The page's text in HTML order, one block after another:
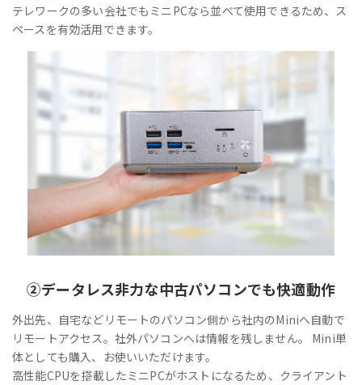
テレワークの多い会社でもミニPCなら並べて使用できるため、ス
ペースを有効活用できます。
②データレス非力な中古パソコンでも快適動作
外出先、自宅などリモートのパソコン側から社内のMiniへ自動で
リモートアクセス。社外パソコンへは情報を残しません。 Mini単
体としても購入、お使いいただけます。
高性能CPUを搭載したミニPCがホストになるため、クライアント